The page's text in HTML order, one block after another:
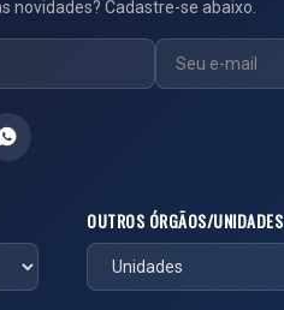
novidades? Cadastre-se abaixo.
OUTROS ÓRGÃOS/UNIDADES